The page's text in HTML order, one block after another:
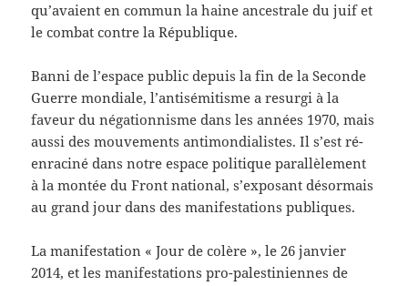
qu’avaient en commun la haine ancestrale du juif et
le combat contre la République.
Banni de l’espace public depuis la fin de la Seconde
Guerre mondiale, l’antisémitisme a resurgi à la
faveur du négationnisme dans les années 1970, mais
aussi des mouvements antimondialistes. Il s’est ré-
enraciné dans notre espace politique parallèlement
à la montée du Front national, s’exposant désormais
au grand jour dans des manifestations publiques.
La manifestation « Jour de colère », le 26 janvier
2014, et les manifestations pro-palestiniennes de